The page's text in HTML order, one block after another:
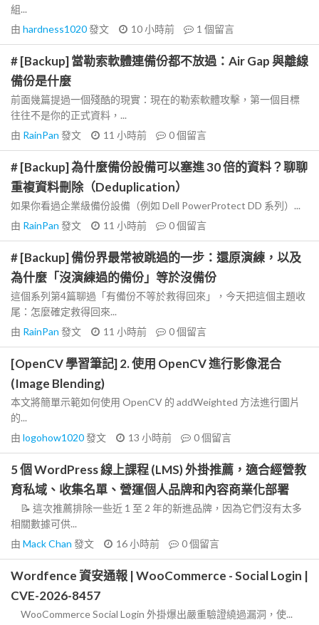
組...
由 hardness1020發文 10 小時前 1 個留言
# [Backup] 當勒索軟體連備份都不放過：Air Gap 與離線
備份是什麼
前面幾篇提過一個殘酷的現實：現在的勒索軟體攻擊，第一個目標
往往不是你的正式資料，...
由 RainPan 發文 11 小時前 0個留言
# [Backup] 為什麼備份設備可以塞進 30 倍的資料？聊聊
重複資料刪除（Deduplication）
如果你看過企業級備份設備（例如 Dell PowerProtect DD 系列）...
由 RainPan 發文 11 小時前 0個留言
# [Backup] 備份界最常被跳過的一步：還原演練，以及
為什麼「沒演練過的備份」等於沒備份
這個系列第4篇聊過「有備份不等於救得回來」，今天把這個主題收
尾：怎麼確定救得回來...
由 RainPan 發文 11 小時前 0個留言
[OpenCV 學習筆記] 2. 使用 OpenCV 進行影像混合
(Image Blending)
本文將簡單示範如何使用 OpenCV 的 addWeighted 方法進行圖片
的...
由 logohow1020發文 13 小時前 0個留言
5 個 WordPress 線上課程 (LMS) 外掛推薦，適合經營教
育私域、收集名單、營運個人品牌和內容商業化部署
📝 這次推薦排除一些近 1 至 2 年的新進品牌，因為它們沒有太多
相關數據可供...
由 Mack Chan 發文 16 小時前 0個留言
Wordfence 資安通報 | WooCommerce - Social Login |
CVE-2026-8457
WooCommerce Social Login 外掛爆出嚴重驗證繞過漏洞，使...